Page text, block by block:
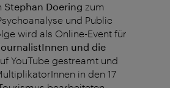
Stephan Doering zum
und Public
wird als Online-Event für
und die
YouTube gestreamt und
in den 17